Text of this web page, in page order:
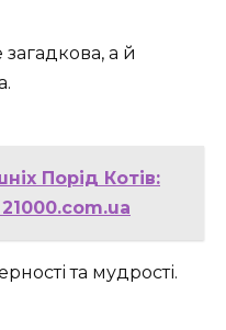
а й
Порід Котів:
та мудрості.